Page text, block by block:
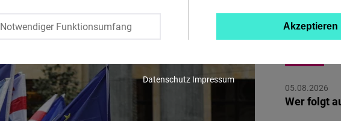
05.08.2026
Wer folgt
Notwendiger Funktionsumfang
Embed
Instagram
Akzeptieren
Datenschutz Impressum